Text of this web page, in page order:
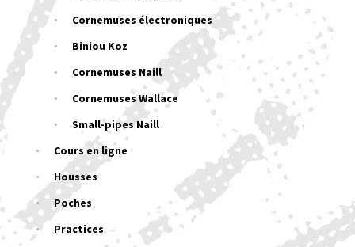
Cornemuses électroniques
Biniou Koz
Cornemuses Naill
Cornemuses Wallace
Small-pipes Naill
Cours en ligne
Housses
Poches
Practices